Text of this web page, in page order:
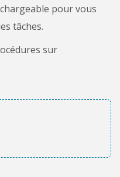
pour vous
tâches.
sur